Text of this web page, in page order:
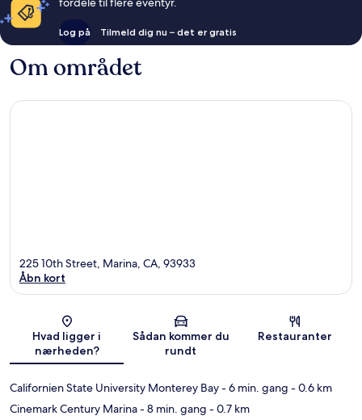
Log på Tilmeld dig nu – det er gratis
Om området
Kort
225 10th Street, Marina, CA, 93933
Åbn kort
Hvad ligger i
nærheden?
Sådan kommer du
rundt
Restauranter
Californien State University Monterey Bay- 6 min. gang - 0.6 km
Cinemark Century Marina- 8 min. gang - 0.7 km